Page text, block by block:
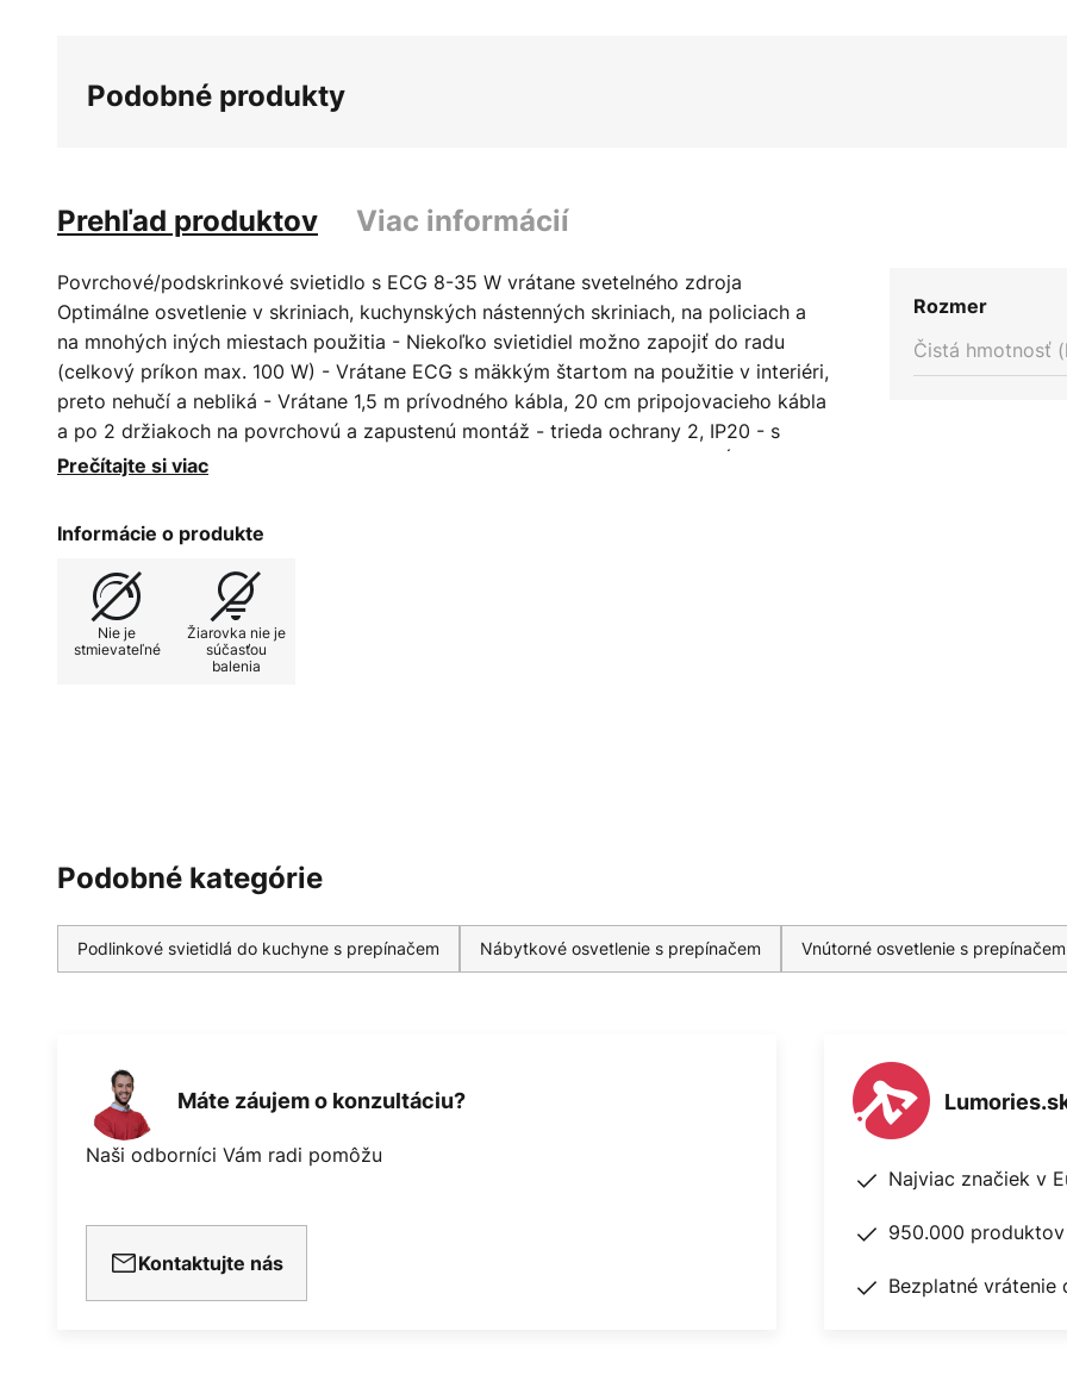
obrázkov
Podobné produkty
Prehľad produktov Viac informácií
Povrchové/podskrinkové svietidlo s ECG 8-35 W vrátane svetelného zdroja
Optimálne osvetlenie v skriniach, kuchynských nástenných skriniach, na policiach a
na mnohých iných miestach použitia - Niekoľko svietidiel možno zapojiť do radu
(celkový príkon max. 100 W) - Vrátane ECG s mäkkým štartom na použitie v interiéri,
preto nehučí a nebliká - Vrátane 1,5 m prívodného kábla, 20 cm pripojovacieho kábla
a po 2 držiakoch na povrchovú a zapustenú montáž - trieda ochrany 2, IP20 - s
vypínačom - dodávané vrátane žiarivky T5 - GS, MM - testované Rôzne dĺžky podľa
dĺžka 118,4 cm 35 W = dĺžka 148,4 cm
Prečítajte si viac
Informácie o produkte
Nie je
stmievateľné
Žiarovka nie je
súčasťou
balenia
Rozmer
Čistá hmotnosť
Podobné kategórie
Podlinkové svietidlá do kuchyne s prepínačem Nábytkové osvetlenie s prepínačem Vnútorné osvetlenie s prepínačem
Máte záujem o konzultáciu?
Naši odborníci Vám radi pomôžu
Kontaktujte nás
Najviac značiek v
950.000
Bezplatné vrátenie